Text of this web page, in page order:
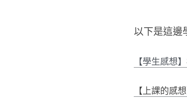
以下是這邊
【學生感想
【上課的感